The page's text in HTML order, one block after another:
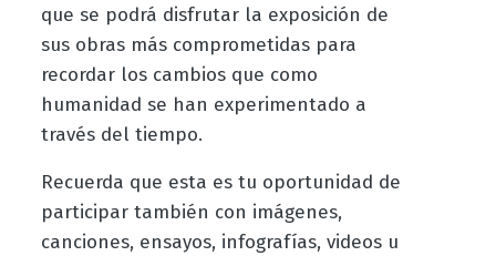
que se podrá disfrutar la exposición de
sus obras más comprometidas para
recordar los cambios que como
humanidad se han experimentado a
través del tiempo.
Recuerda que esta es tu oportunidad de
participar también con imágenes,
canciones, ensayos, infografías, videos u